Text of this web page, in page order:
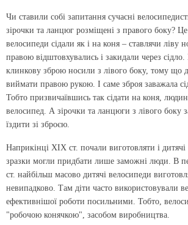
Чи ставили собі запитання сучасні
зірочки та ланцюг розміщені з правого боку?
велосипеди сідали як і на коня – ставлячи ліву
правою відштовхувались і закидали через сідло.
клинкову зброю носили з лівого боку, тому що
виймати правою рукою. І саме зброя заважала
Тобто призвичаївшись так сідати на коня,
велосипед. А зірочки та ланцюги з лівого боку
їздити зі зброєю.
Наприкінці ХІХ ст. почали виготовляти і
зразки могли придбати лише заможні люди. В
ст. найбільш масово дитячі велосипеди
невипадково. Там діти часто використовували
ефективнішої роботи посильними. Тобто,
"робочою конячкою", засобом виробництва.